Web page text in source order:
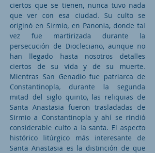
ciertos que se tienen, nunca tuvo nada
que ver con esa ciudad. Su culto se
originó en Sirmio, en Panonia, donde tal
vez fue martirizada durante la
persecución de Diocleciano, aunque no
han llegado hasta nosotros detalles
ciertos de su vida y de su muerte.
Mientras San Genadio fue patriarca de
Constantinopla, durante la segunda
mitad del siglo quinto, las reliquias de
Santa Anastasia fueron trasladadas de
Sirmio a Constantinopla y ahí se rindió
considerable culto a la santa. El aspecto
histórico litúrgico más interesante de
Santa Anastasia es la distinción de que